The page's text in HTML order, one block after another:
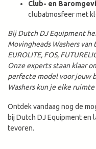
Club- en
clubatmosfeer met
Bij Dutch DJ Equipment
Movingheads Washers van
EUROLITE, FOS,
Onze experts staan klaar
perfecte model voor jouw
Washers kun je elke
Ontdek vandaag nog de
bij Dutch DJ Equipment
tevoren.